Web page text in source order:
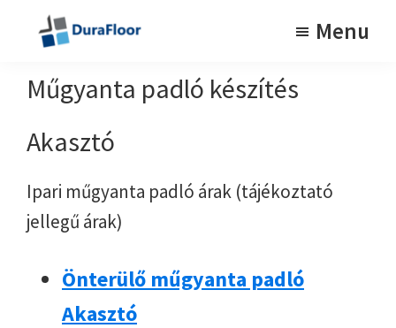
main
content
footerműgyanta
padlók
Menu
Műgyanta padló készítés
Akasztó
Ipari műgyanta padló árak (tájékoztató
jellegű árak)
Önterülő műgyanta padló
Akasztó